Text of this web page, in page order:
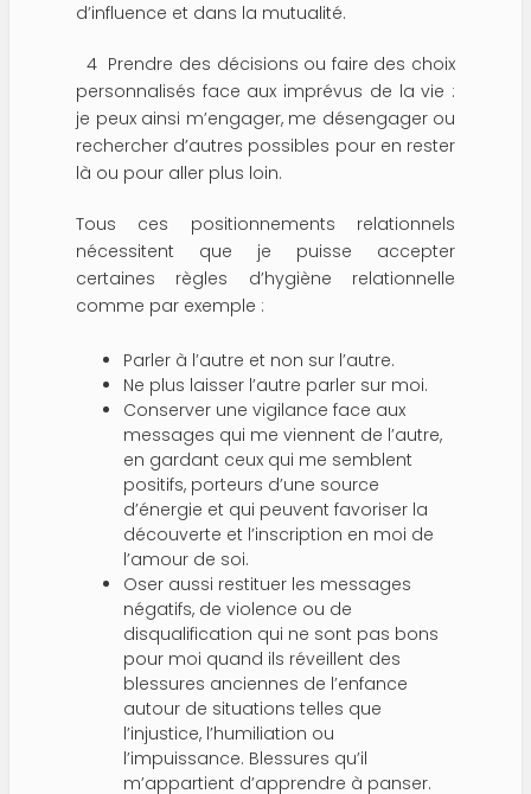
d’influence et dans la mutualité.
4 Prendre des décisions ou faire des choix
personnalisés face aux imprévus de la vie :
je peux ainsi m’engager, me désengager ou
rechercher d’autres possibles pour en rester
là ou pour aller plus loin.
Tous ces positionnements relationnels
nécessitent que je puisse accepter
certaines règles d’hygiène relationnelle
comme par exemple :
Parler à l’autre et non sur l’autre.
Ne plus laisser l’autre parler sur moi.
Conserver une vigilance face aux
messages qui me viennent de l’autre,
en gardant ceux qui me semblent
positifs, porteurs d’une source
d’énergie et qui peuvent favoriser la
découverte et l’inscription en moi de
l’amour de soi.
Oser aussi restituer les messages
négatifs, de violence ou de
disqualification qui ne sont pas bons
pour moi quand ils réveillent des
blessures anciennes de l’enfance
autour de situations telles que
l’injustice, l’humiliation ou
l’impuissance. Blessures qu’il
m’appartient d’apprendre à panser.